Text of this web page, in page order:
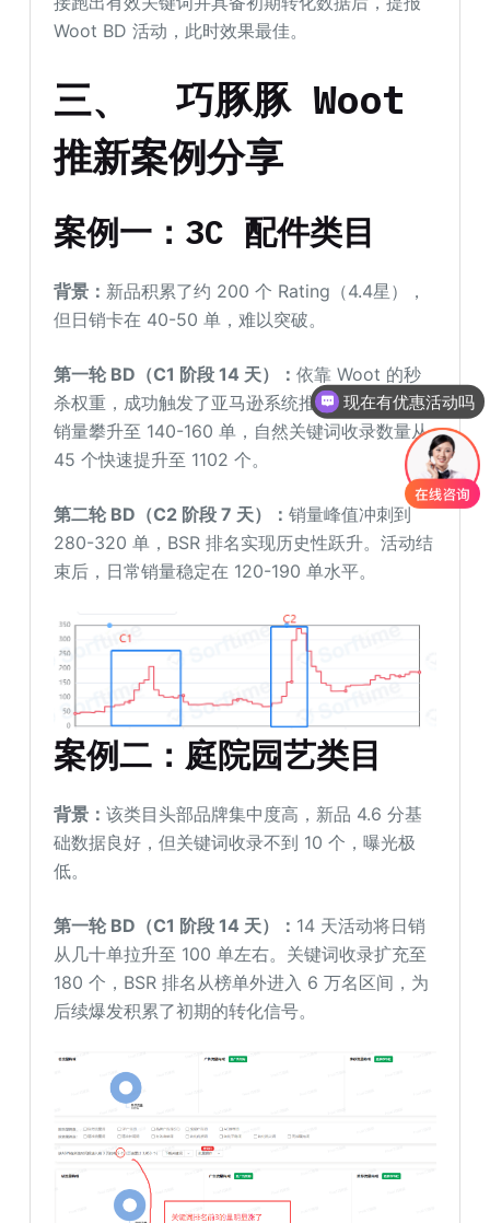
Woot BD 活动，此时效果最佳。
三、
巧豚豚 Woot
推新案例分享
案例一：3C 配件类目
背景： 新品积累了约 200 个 Rating（4.4星），
但日销卡在 40-50 单，难以突破。
第一轮 BD（C1 阶段 14 天）：依靠 Woot 的秒
杀权重，成功触发了亚马逊系统推荐机制。日均
销量攀升至 140-160 单，自然关键词收录数量从
45 个快速提升至 1102 个。
第二轮 BD（C2 阶段 7 天）：销量峰值冲刺到
280-320 单，BSR 排名实现历史性跃升。活动结
束后，日常销量稳定在 120-190 单水平。
案例二：庭院园艺类目
背景：该类目头部品牌集中度高，新品 4.6 分基
础数据良好，但关键词收录不到 10 个，曝光极
低。
第一轮 BD（C1 阶段14 天）： 14 天活动将日销
从几十单拉升至 100 单左右。关键词收录扩充至
180 个，BSR 排名从榜单外进入 6 万名区间，为
后续爆发积累了初期的转化信号。
可以介绍下你们的产品么
现在有优惠活动吗